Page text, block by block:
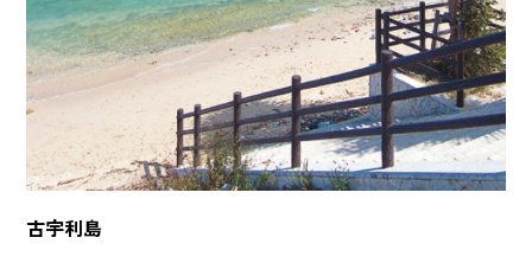
古宇利島